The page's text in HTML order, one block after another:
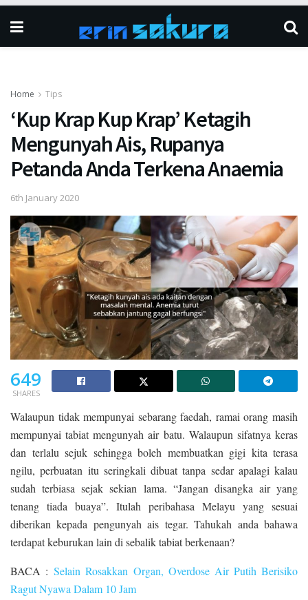
Home Tips
‘Kup Krap Kup Krap’ Ketagih
Mengunyah Ais, Rupanya
Petanda Anda Terkena Anaemia
6th January 2020
649
SHARES
Walaupun tidak mempunyai sebarang faedah, ramai orang masih
mempunyai tabiat mengunyah air batu. Walaupun sifatnya keras
dan terlalu sejuk sehingga boleh membuatkan gigi kita terasa
ngilu, perbuatan itu seringkali dibuat tanpa sedar apalagi kalau
sudah terbiasa sejak sekian lama. “Jangan disangka air yang
tenang tiada buaya”. Itulah peribahasa Melayu yang sesuai
diberikan kepada pengunyah ais tegar. Tahukah anda bahawa
terdapat keburukan lain di sebalik tabiat berkenaan?
BACA :Selain Rosakkan Organ, Overdose Air Putih Berisiko
Ragut Nyawa Dalam 10 Jam